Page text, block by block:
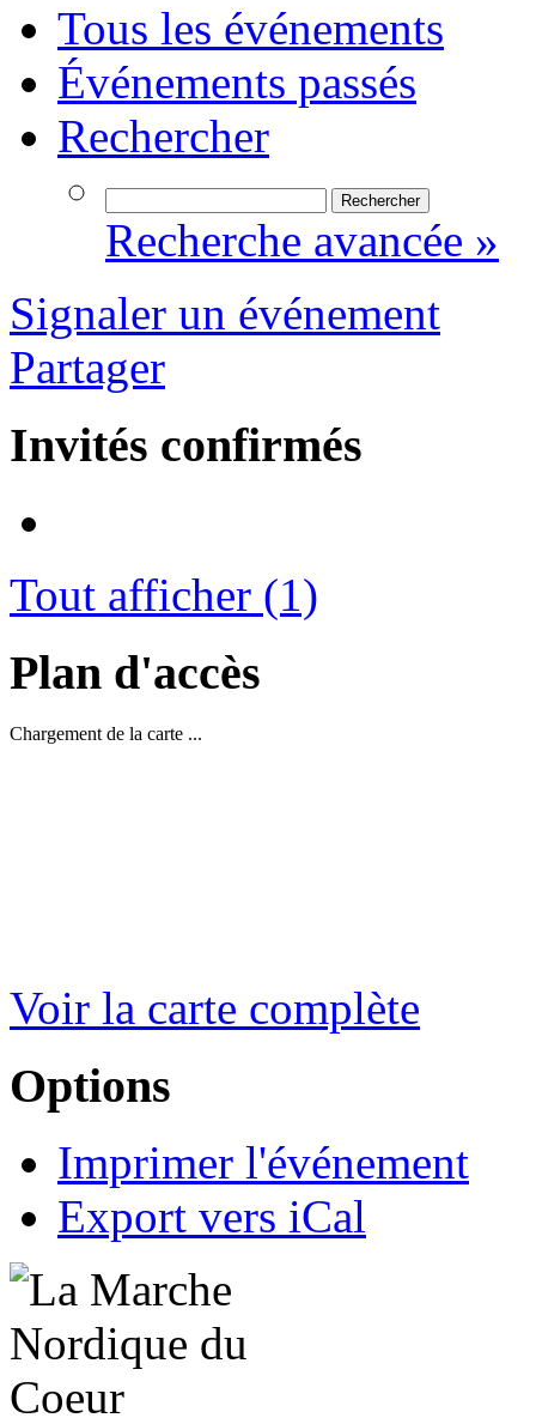
Tous les événements
Événements passés
Rechercher
Recherche avancée »
Signaler un événement
Partager
Invités confirmés
Tout afficher (1)
Plan d'accès
Chargement de la carte ...
Voir la carte complète
Options
Imprimer l'événement
Export vers iCal